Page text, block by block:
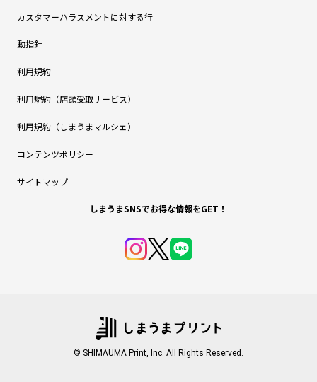
カスタマーハラスメントに対する行
動指針
利用規約
利用規約（店頭受取サービス）
利用規約（しまうまマルシェ）
コンテンツポリシー
サイトマップ
しまうまSNSでお得な情報をGET！
© SHIMAUMA Print, Inc. All Rights Reserved.